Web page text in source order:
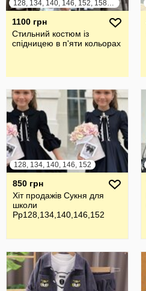
128, 134, 140, 146, 152, 158, 164
1100 грн
Стильний костюм із
спідницею в п'яти кольорах
128, 134, 140, 146, 152
850 грн
Хіт продажів Сукня для
школи
Рр128,134,140,146,152